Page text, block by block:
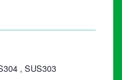
, SUS303